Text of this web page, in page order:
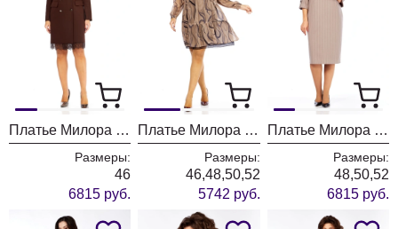
Платье Милора Стиль 1413 шоколад
Размеры:
46
6815 руб.
Платье Милора Стиль 1035 песочный
Размеры:
46,48,50,52
5742 руб.
Платье Милора Стиль 1395 песочный
Размеры:
48,50,52
6815 руб.